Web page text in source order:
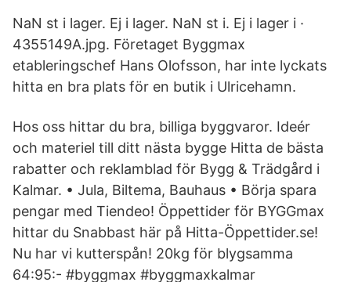
NaN st i lager. Ej i lager. NaN st i. Ej i lager i ·
4355149A.jpg. Företaget Byggmax
etableringschef Hans Olofsson, har inte lyckats
hitta en bra plats för en butik i Ulricehamn.
Hos oss hittar du bra, billiga byggvaror. Ideér
och materiel till ditt nästa bygge Hitta de bästa
rabatter och reklamblad för Bygg & Trädgård i
Kalmar. • Jula, Biltema, Bauhaus • Börja spara
pengar med Tiendeo! Öppettider för BYGGmax
hittar du Snabbast här på Hitta-Öppettider.se!
Nu har vi kutterspån! 20kg för blygsamma
64:95:- #byggmax #byggmaxkalmar